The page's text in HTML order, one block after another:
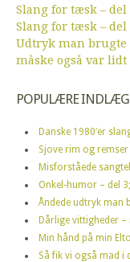
Slang for tæsk – del
Slang for tæsk – del
Udtryk man brugte
måske også var
POPULÆRE INDLÆG
Danske 1980’er
Sjove rim og remser
Misforståede
Onkel-humor – del
Åndede udtryk man
Dårlige vittigheder –
Min hånd på min
Så fik vi også mad i